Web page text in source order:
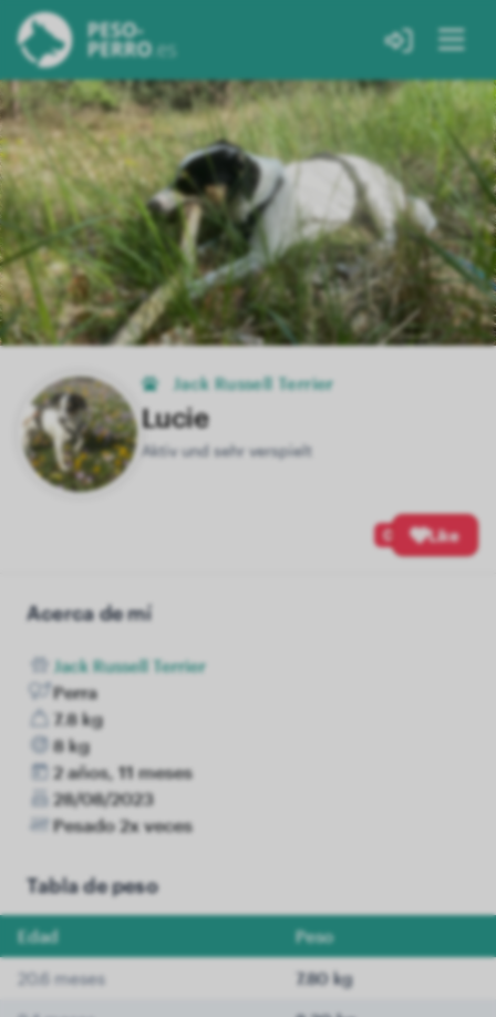
Jack Russell Terrier
Lucie
Aktiv und sehr verspielt
0 Like
Acerca de mí
Jack Russell Terrier
Perra
7.8 kg
8 kg
2 años, 11 meses
28/08/2023
Pesado 2x veces
Tabla de peso
Edad Peso
20.6 meses 7.80 kg